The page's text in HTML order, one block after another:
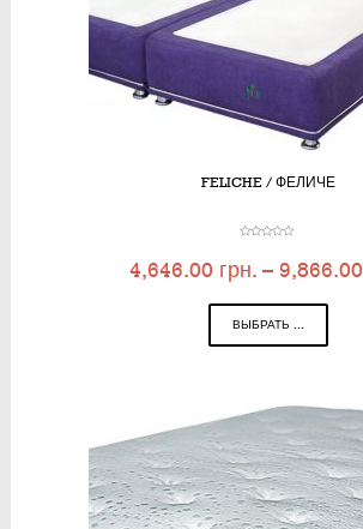
FELICHE / ФЕЛИЧЕ
4,646.00 грн. – 9,866.00
ВЫБРАТЬ ...